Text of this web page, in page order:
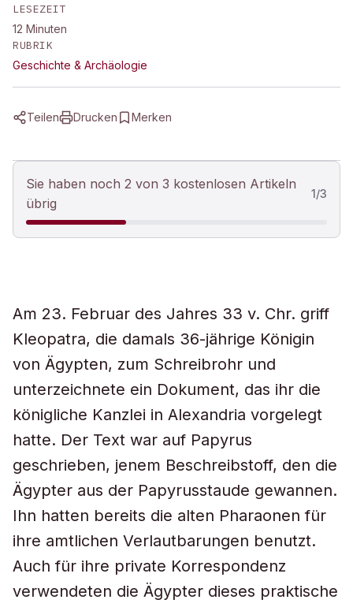
LESEZEIT
12 Minuten
RUBRIK
Geschichte & Archäologie
Teilen Drucken Merken
Sie haben noch 2 von 3 kostenlosen Artikeln
übrig
1/3
Am 23. Februar des Jahres 33 v. Chr. griff
Kleopatra, die damals 36-jährige Königin
von Ägypten, zum Schreibrohr und
unterzeichnete ein Dokument, das ihr die
königliche Kanzlei in Alexandria vorgelegt
hatte. Der Text war auf Papyrus
geschrieben, jenem Beschreibstoff, den die
Ägypter aus der Papyrusstaude gewannen.
Ihn hatten bereits die alten Pharaonen für
ihre amtlichen Verlautbarungen benutzt.
Auch für ihre private Korrespondenz
verwendeten die Ägypter dieses praktische